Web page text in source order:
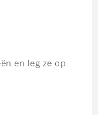
en leg ze op